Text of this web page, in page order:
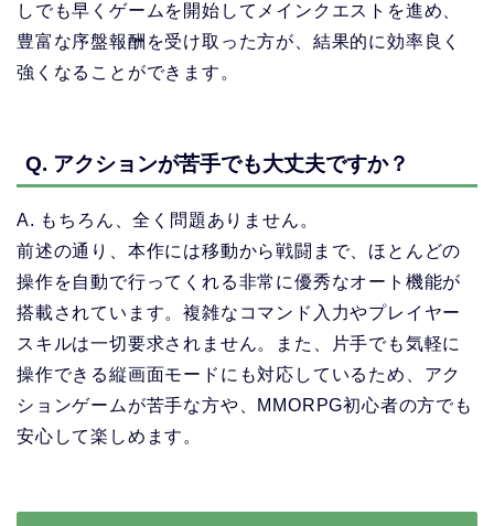
しでも早くゲームを開始してメインクエストを進め、
豊富な序盤報酬を受け取った方が、結果的に効率良く
強くなることができます。
Q. アクションが苦手でも大丈夫ですか？
A. もちろん、全く問題ありません。
前述の通り、本作には移動から戦闘まで、ほとんどの
操作を自動で行ってくれる非常に優秀なオート機能が
搭載されています。複雑なコマンド入力やプレイヤー
スキルは一切要求されません。また、片手でも気軽に
操作できる縦画面モードにも対応しているため、アク
ションゲームが苦手な方や、MMORPG初心者の方でも
安心して楽しめます。